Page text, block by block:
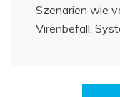
Szenarien wie
Virenbefall,